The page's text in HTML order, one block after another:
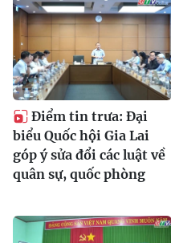
Điểm tin trưa: Đại
biểu Quốc hội Gia Lai
góp ý sửa đổi các luật về
quân sự, quốc phòng